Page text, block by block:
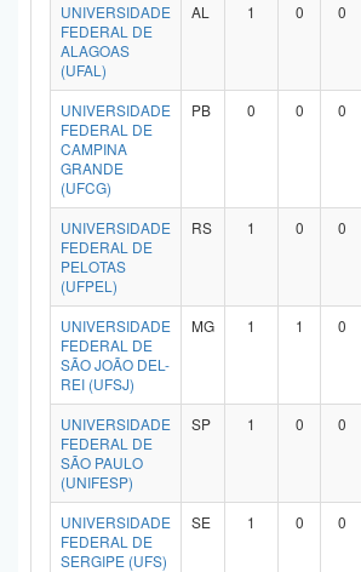
UNIVERSIDADE
FEDERAL DE
ALAGOAS
(UFAL)
AL 1 0 0
UNIVERSIDADE
FEDERAL DE
CAMPINA
GRANDE
(UFCG)
PB 0 0 0
UNIVERSIDADE
FEDERAL DE
PELOTAS
(UFPEL)
RS 1 0 0
UNIVERSIDADE
FEDERAL DE
SÃO JOÃO DEL-
REI (UFSJ)
MG 1 1 0
UNIVERSIDADE
FEDERAL DE
SÃO PAULO
(UNIFESP)
SP 1 0 0
UNIVERSIDADE
FEDERAL DE
SERGIPE (UFS)
SE 1 0 0